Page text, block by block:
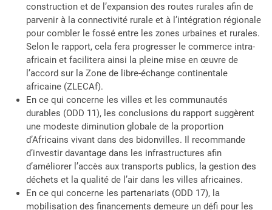
construction et de l’expansion des routes rurales afin de
parvenir à la connectivité rurale et à l’intégration régionale
pour combler le fossé entre les zones urbaines et rurales.
Selon le rapport, cela fera progresser le commerce intra-
africain et facilitera ainsi la pleine mise en œuvre de
l’accord sur la Zone de libre-échange continentale
africaine (ZLECAf).
En ce qui concerne les villes et les communautés
durables (ODD 11), les conclusions du rapport suggèrent
une modeste diminution globale de la proportion
d’Africains vivant dans des bidonvilles. Il recommande
d’investir davantage dans les infrastructures afin
d’améliorer l’accès aux transports publics, la gestion des
déchets et la qualité de l’air dans les villes africaines.
En ce qui concerne les partenariats (ODD 17), la
mobilisation des financements demeure un défi pour les